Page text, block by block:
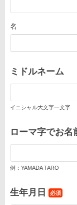
名
ミドルネーム
イニシャル大文字一文字
ローマ字でお名
例：YAMADA TARO
生年月日 必須